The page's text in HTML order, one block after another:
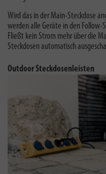
Wird das in der Main-Steckdose
werden alle Geräte in den
Fließt kein Strom mehr über die
Steckdosen automatisch
Outdoor Steckdosenleisten